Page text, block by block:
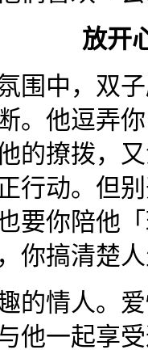
放开
中，双子
。他逗弄
的撩拨，
行动。但
要你陪他
你搞清楚
情人。爱
他一起享